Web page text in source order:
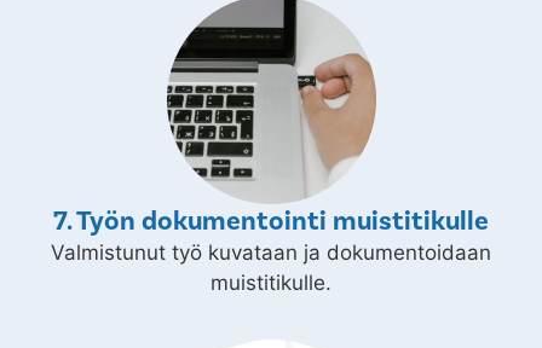
7. Työn dokumentointi muistitikulle
Valmistunut työ kuvataan ja dokumentoidaan
muistitikulle.